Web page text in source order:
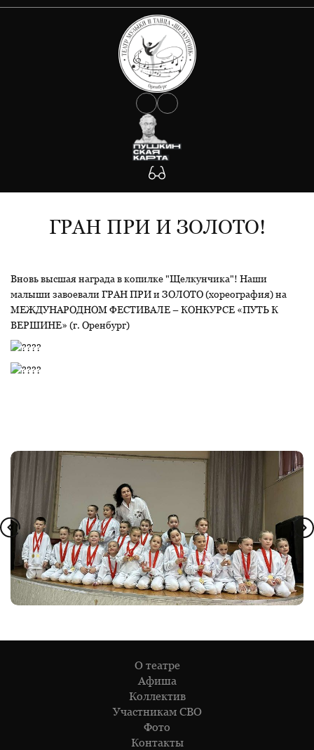
О ТЕАТРЕ
Документы
Сведения об учредителе
Государственное задание
Антикоррупция
Противодействие Covid-19
Антитеррористическая защищенность
Будьте внимательны!
Участникам СВО
АФИША
КОЛЛЕКТИВ
УЧАСТНИКАМ СВО
ФОТО
КОНТАКТЫ
ГРАН ПРИ И ЗОЛОТО!
Вновь высшая награда в копилке "Щелкунчика"! Наши
малыши завоевали ГРАН ПРИ и ЗОЛОТО (хореография) на
МЕЖДУНАРОДНОМ ФЕСТИВАЛЕ – КОНКУРСЕ «ПУТЬ К
ВЕРШИНЕ» (г. Оренбург)
О театре
Афиша
Коллектив
Участникам СВО
Фото
Контакты